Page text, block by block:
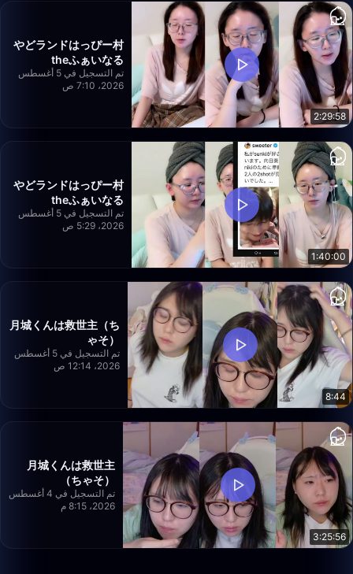
2:29:58
やどランドはっぴー村
theふぁいなる
تم التسجيل في 5 أغسطس
2026، 7:10 ص
1:40:00
やどランドはっぴー村
theふぁいなる
تم التسجيل في 5 أغسطس
2026، 5:29 ص
8:44
月城くんは救世主（ち
ゃそ）
تم التسجيل في 5 أغسطس
2026، 12:14 ص
3:25:56
月城くんは救世主
（ちゃそ）
تم التسجيل في 4 أغسطس
2026، 8:15 م